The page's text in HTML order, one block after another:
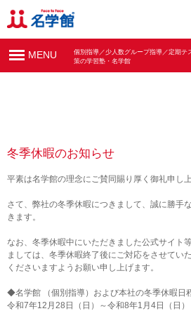
MENU
個別指導／少人数グループ指導／定期
策の学習塾・名学館
冬季休暇のお知らせ
平素は名学館の理念にご賛同賜り厚く御礼申し上
さて、弊社の冬季休暇につきまして、誠に勝手
きます。
なお、冬季休暇中にいただきました公式サイト
ましては、冬季休暇終了後にご対応をさせてい
くださいますようお願い申し上げます。
◆名学館 （個別指導）および本社の冬季休暇日
令和7年12月28日（日）～令和8年1月4日（日）